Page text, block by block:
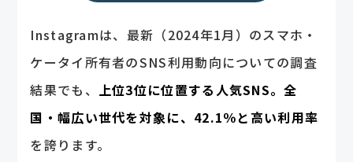
Instagramは、最新（2024年1月）のスマホ・
ケータイ所有者のSNS利用動向についての調査
結果でも、 上位3位に位置する人気SNS。全
国・幅広い世代を対象に、42.1％と高い利用率
を誇ります。